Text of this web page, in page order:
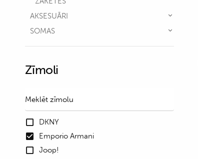
AKSESUĀRI
SOMAS
Zīmoli
DKNY
Emporio Armani
Joop!